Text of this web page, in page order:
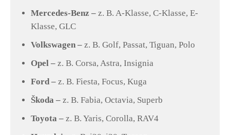
Mercedes-Benz – z. B. A-Klasse, C-Klasse, E-
Klasse, GLC
Volkswagen – z. B. Golf, Passat, Tiguan, Polo
Opel – z. B. Corsa, Astra, Insignia
Ford – z. B. Fiesta, Focus, Kuga
Škoda – z. B. Fabia, Octavia, Superb
Toyota – z. B. Yaris, Corolla, RAV4